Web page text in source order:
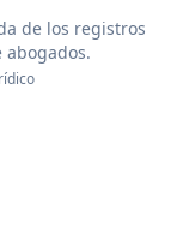
de los registros
abogados.